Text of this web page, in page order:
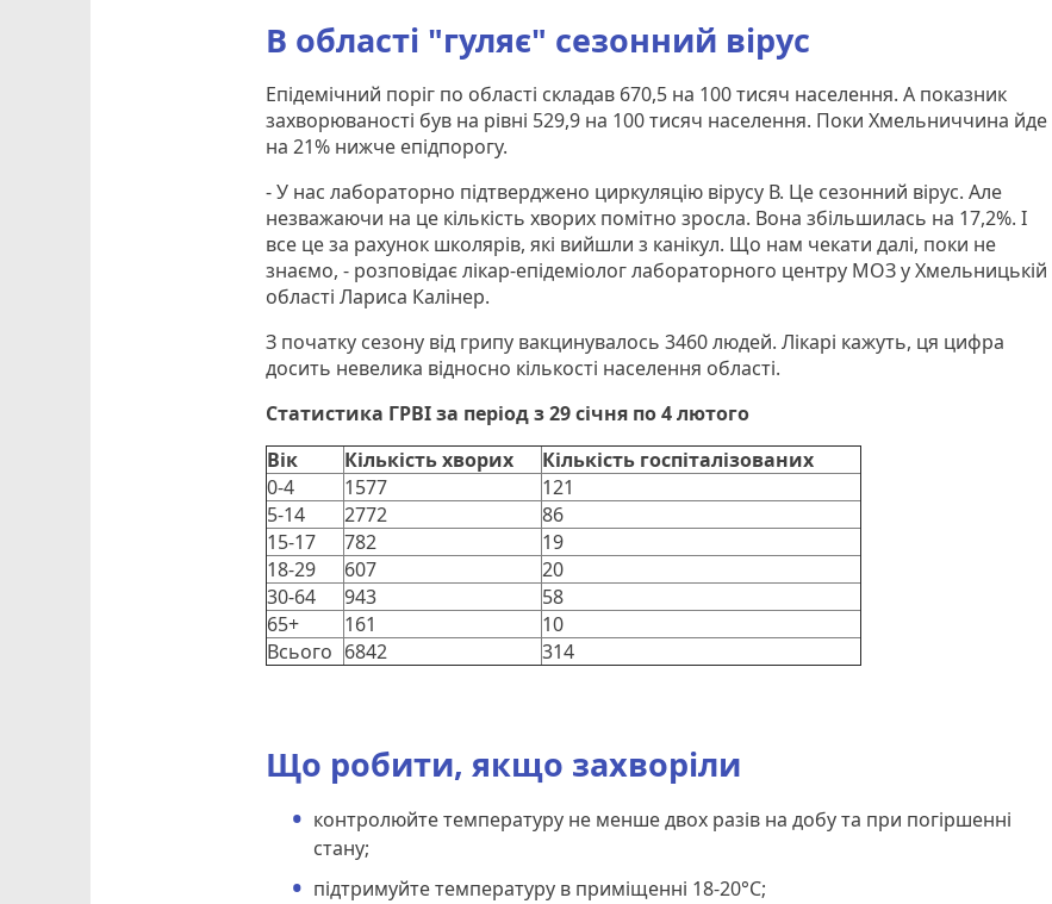
В області "гуляє" сезонний вірус
Епідемічний поріг по області складав 670,5 на 100 тисяч населення. А показник
захворюваності був на рівні 529,9 на 100 тисяч населення. Поки Хмельниччина йде
на 21% нижче епідпорогу.
- У нас лабораторно підтверджено циркуляцію вірусу В. Це сезонний вірус. Але
незважаючи на це кількість хворих помітно зросла. Вона збільшилась на 17,2%. І
все це за рахунок школярів, які вийшли з канікул. Що нам чекати далі, поки не
знаємо, - розповідає лікар-епідеміолог лабораторного центру МОЗ у Хмельницькій
області Лариса Калінер.
З початку сезону від грипу вакцинувалось 3460 людей. Лікарі кажуть, ця цифра
досить невелика відносно кількості населення області.
Статистика ГРВІ за період з 29 січня по 4 лютого
Вік
Кількість хворих
Кількість госпіталізованих
0-4
1577
121
5-14
2772
86
15-17
782
19
18-29
607
20
30-64
943
58
65+
161
10
Всього 6842 314
Що робити, якщо захворіли
контролюйте температуру не менше двох разів на добу та при погіршенні
стану;
підтримуйте температуру в приміщенні 18-20°С;